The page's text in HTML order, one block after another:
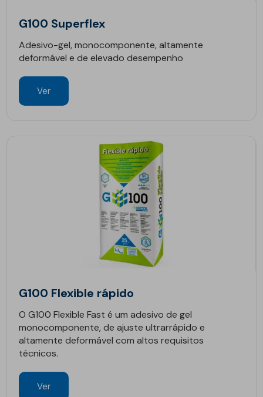
G100 Superflex
Adesivo-gel, monocomponente, altamente
deformável e de elevado desempenho
Ver
G100 Flexible rápido
O G100 Flexible Fast é um adesivo de gel
monocomponente, de ajuste ultrarrápido e
altamente deformável com altos requisitos
técnicos.
Ver